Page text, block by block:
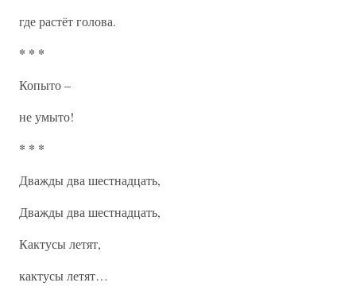
где растёт голова.
* * *
Копыто –
не умыто!
* * *
Дважды два шестнадцать,
Дважды два шестнадцать,
Кактусы летят,
кактусы летят…